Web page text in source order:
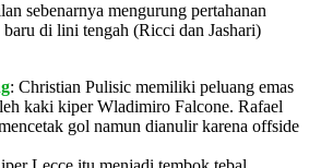
sebenarnya mengurung pertahanan
di lini tengah (Ricci dan Jashari)
: Christian Pulisic memiliki peluang emas
kaki kiper Wladimiro Falcone. Rafael
gol namun dianulir karena offside